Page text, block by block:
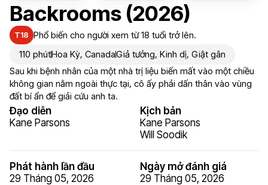
Backrooms (2026)
T18 Phổ biến cho người xem từ 18 tuổi trở lên.
110 phútHoa Kỳ, CanadaGiả tưởng, Kinh dị, Giật gân
Sau khi bệnh nhân của một nhà trị liệu biến mất vào một chiều
không gian nằm ngoài thực tại, cô ấy phải dấn thân vào vùng
đất bí ẩn để giải cứu anh ta.
Đạo diễn
Kane Parsons
Kịch bản
Kane Parsons
Will Soodik
Phát hành lần đầu
29 Tháng 05, 2026
Ngày mở đánh giá
29 Tháng 05, 2026